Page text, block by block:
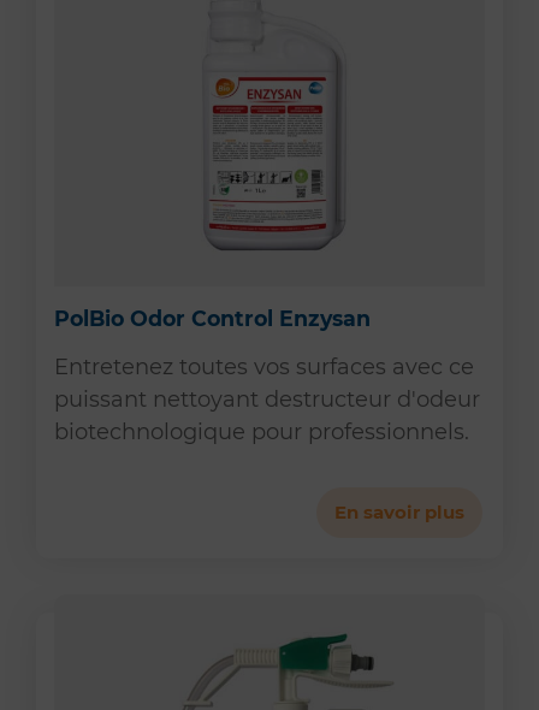
PolBio Odor Control Enzysan
Entretenez toutes vos surfaces avec ce
puissant nettoyant destructeur d'odeur
biotechnologique pour professionnels.
En savoir plus